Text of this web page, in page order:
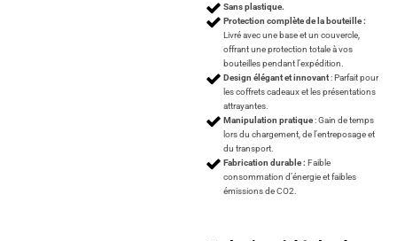
Sans plastique.
Protection complète de la bouteille :
Livré avec une base et un couvercle,
offrant une protection totale à vos
bouteilles pendant l’expédition.
Design élégant et innovant: Parfait pour
les coffrets cadeaux et les présentations
attrayantes.
Manipulation pratique: Gain de temps
lors du chargement, de l’entreposage et
du transport.
Fabrication durable : Faible
consommation d’énergie et faibles
émissions de CO2.